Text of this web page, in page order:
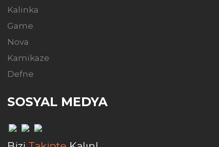
Kalinka
Game
Nova
Kamikaze
Defne
SOSYAL MEDYA